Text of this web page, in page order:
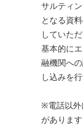
サルティ
となる資
していただ
基本的に
融機関へ
し込みを行
※電話以外
があります